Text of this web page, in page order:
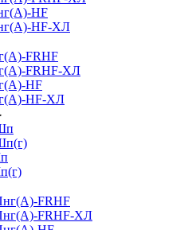
HF
HF-ХЛ
FRHF
FRHF-ХЛ
HF
HF-ХЛ
FRHF
FRHF-ХЛ